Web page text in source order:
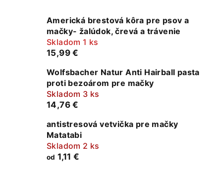
Americká brestová kôra pre psov a
mačky- žalúdok, črevá a trávenie
Skladom 1 ks
15,99 €
Wolfsbacher Natur Anti Hairball pasta
proti bezoárom pre mačky
Skladom 3 ks
14,76 €
antistresová vetvička pre mačky
Matatabi
Skladom 2 ks
od 1,11 €